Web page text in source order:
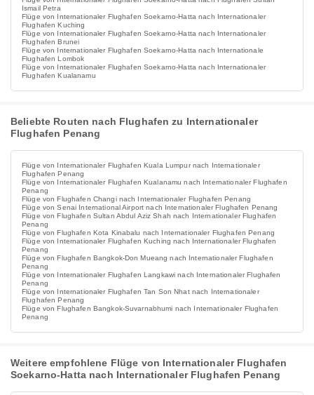
Ismail Petra
Flüge von Internationaler Flughafen Soekarno-Hatta nach Internationaler
Flughafen Kuching
Flüge von Internationaler Flughafen Soekarno-Hatta nach Internationaler
Flughafen Brunei
Flüge von Internationaler Flughafen Soekarno-Hatta nach Internationale
Flughafen Lombok
Flüge von Internationaler Flughafen Soekarno-Hatta nach Internationaler
Flughafen Kualanamu
Beliebte Routen nach Flughafen zu Internationaler
Flughafen Penang
Flüge von Internationaler Flughafen Kuala Lumpur nach Internationaler
Flughafen Penang
Flüge von Internationaler Flughafen Kualanamu nach Internationaler Flughafen
Penang
Flüge von Flughafen Changi nach Internationaler Flughafen Penang
Flüge von Senai International Airport nach Internationaler Flughafen Penang
Flüge von Flughafen Sultan Abdul Aziz Shah nach Internationaler Flughafen
Penang
Flüge von Flughafen Kota Kinabalu nach Internationaler Flughafen Penang
Flüge von Internationaler Flughafen Kuching nach Internationaler Flughafen
Penang
Flüge von Flughafen Bangkok-Don Mueang nach Internationaler Flughafen
Penang
Flüge von Internationaler Flughafen Langkawi nach Internationaler Flughafen
Penang
Flüge von Internationaler Flughafen Tan Son Nhat nach Internationaler
Flughafen Penang
Flüge von Flughafen Bangkok-Suvarnabhumi nach Internationaler Flughafen
Penang
Weitere empfohlene Flüge von Internationaler Flughafen
Soekarno-Hatta nach Internationaler Flughafen Penang